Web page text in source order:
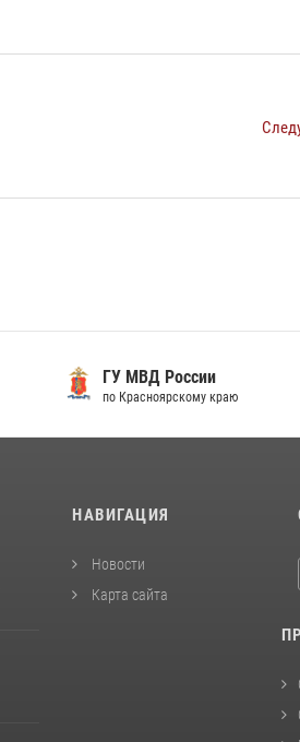
ГУ МВД России
по Красноярскому краю
НАВИГАЦИЯ
Новости
Карта сайта